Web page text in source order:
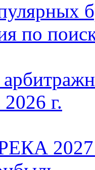
по
г.
2027: